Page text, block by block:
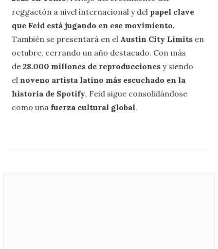
reggaetón a nivel internacional y del papel clave
que Feid está jugando en ese movimiento.
También se presentará en el Austin City Limits en
octubre, cerrando un año destacado. Con más
de 28.000 millones de reproducciones y siendo
el noveno artista latino más escuchado en la
historia de Spotify, Feid sigue consolidándose
como una fuerza cultural global.